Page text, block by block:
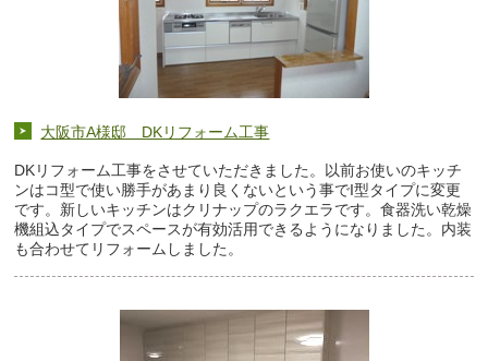
大阪市A様邸 DKリフォーム工事
DKリフォーム工事をさせていただきました。以前お使いのキッチ
ンはコ型で使い勝手があまり良くないという事でI型タイプに変更
です。新しいキッチンはクリナップのラクエラです。食器洗い乾燥
機組込タイプでスペースが有効活用できるようになりました。内装
も合わせてリフォームしました。